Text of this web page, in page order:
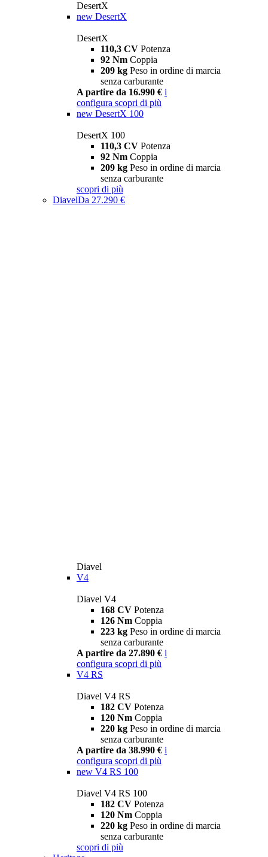
DesertX
new DesertX
DesertX
110,3 CV Potenza
92 Nm Coppia
209 kg Peso in ordine di marcia
senza carburante
A partire da 16.990 € i
configura scopri di più
new DesertX 100
DesertX 100
110,3 CV Potenza
92 Nm Coppia
209 kg Peso in ordine di marcia
senza carburante
scopri di più
DiavelDa 27.290 €
Diavel
V4
Diavel V4
168 CV Potenza
126 Nm Coppia
223 kg Peso in ordine di marcia
senza carburante
A partire da 27.890 € i
configura scopri di più
V4 RS
Diavel V4 RS
182 CV Potenza
120 Nm Coppia
220 kg Peso in ordine di marcia
senza carburante
A partire da 38.990 € i
configura scopri di più
new V4 RS 100
Diavel V4 RS 100
182 CV Potenza
120 Nm Coppia
220 kg Peso in ordine di marcia
senza carburante
scopri di più